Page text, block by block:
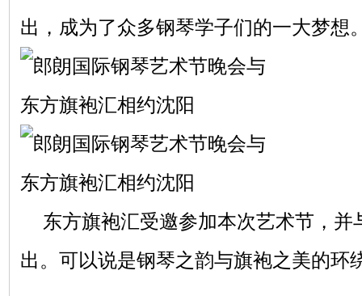
出，成为了众多钢琴学子们的一大梦想
东方旗袍汇受邀参加本次艺术节，并
出。可以说是钢琴之韵与旗袍之美的环